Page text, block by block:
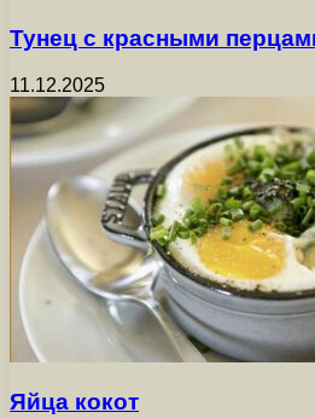
Тунец с красными
11.12.2025
Яйца кокот